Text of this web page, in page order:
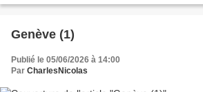
Genève (1)
Publié le 05/06/2026 à 14:00
Par CharlesNicolas